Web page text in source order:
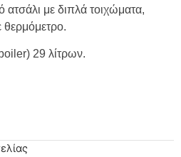
ατσάλι με διπλά τοιχώματα,
θερμόμετρο.
29 λίτρων.